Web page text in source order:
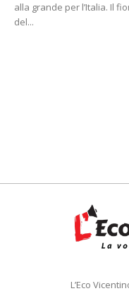
alla grande per l’Italia. Il
del...
L’Eco